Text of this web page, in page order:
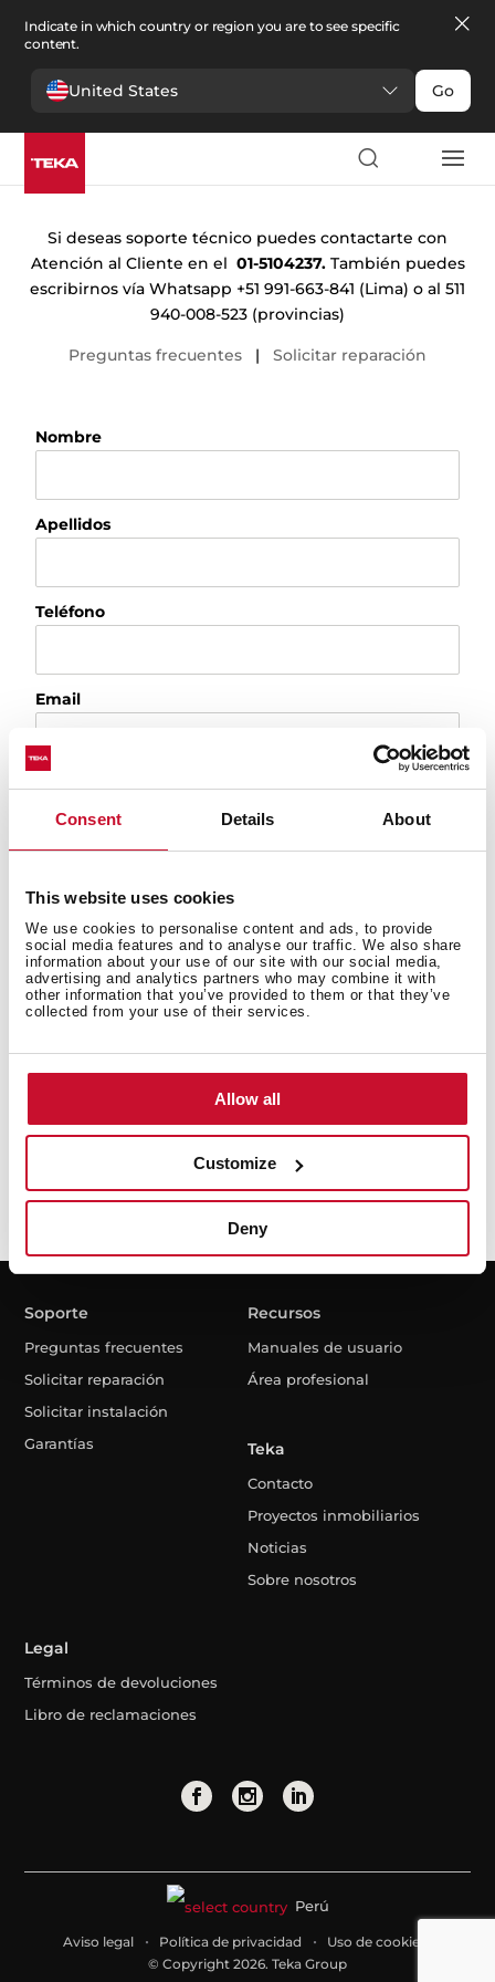
Consent Details About
This website uses cookies
We use cookies to personalise content and ads, to provide
social media features and to analyse our traffic. We also share
information about your use of our site with our social media,
advertising and analytics partners who may combine it with
other information that you’ve provided to them or that they’ve
collected from your use of their services.
Allow all
Customize
Deny
Indicate in which country or region you are to see specific
content.
United States Go
Si deseas soporte técnico puedes contactarte con
Atención al Cliente en el 01-5104237. También puedes
escribirnos vía Whatsapp +51 991-663-841 (Lima) o al 511
940-008-523 (provincias)
Preguntas frecuentes | Solicitar reparación
Nombre
Apellidos
Teléfono
Email
Ciudad
¿Cuál es el motivo de tu consulta?
Política de Privacidad
Soporte
Preguntas frecuentes
Solicitar reparación
Solicitar instalación
Garantías
Recursos
Manuales de usuario
Área profesional
Teka
Contacto
Proyectos inmobiliarios
Noticias
Sobre nosotros
Legal
Términos de devoluciones
Libro de reclamaciones
Perú
Aviso legal Política de privacidad
Uso de cookies
© Copyright 2026. Teka Group